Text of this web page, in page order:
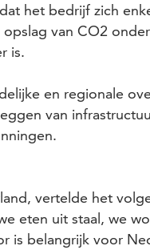
het bedrijf zich
van CO2
is.
en regionale
van
vertelde het
eten uit staal, we
is belangrijk voor